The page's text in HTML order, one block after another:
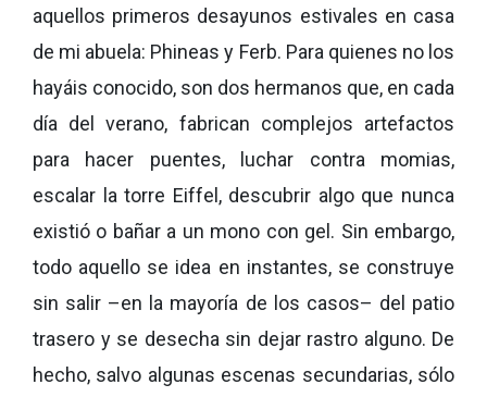
aquellos primeros desayunos estivales en casa
de mi abuela: Phineas y Ferb. Para quienes no los
hayáis conocido, son dos hermanos que, en cada
día del verano, fabrican complejos artefactos
para hacer puentes, luchar contra momias,
escalar la torre Eiffel, descubrir algo que nunca
existió o bañar a un mono con gel. Sin embargo,
todo aquello se idea en instantes, se construye
sin salir –en la mayoría de los casos– del patio
trasero y se desecha sin dejar rastro alguno. De
hecho, salvo algunas escenas secundarias, sólo